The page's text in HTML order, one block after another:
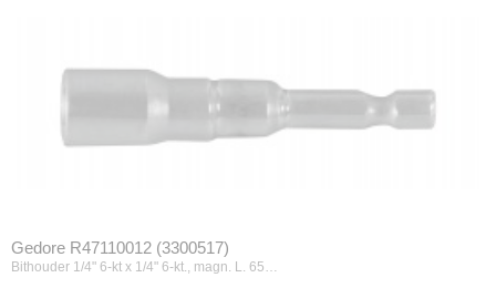
Gedore R47110012 (3300517)
Bithouder 1/4" 6-kt x 1/4" 6-kt., magn. L. 65…